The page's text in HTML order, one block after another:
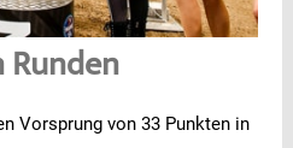
Vorsprung von 33 Punkten in